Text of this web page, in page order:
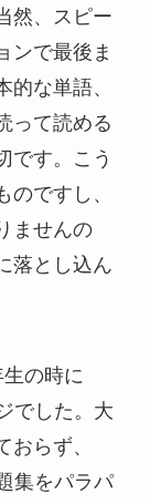
然、スピー
ンで最後ま
な単語、
って読める
です。こう
ですし、
ませんの
落とし込ん
の時に
でした。大
らず、
集をパラパ